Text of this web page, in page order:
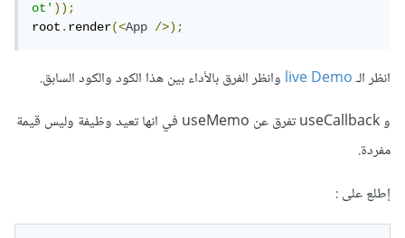
ot'));
root.render(<App />);
انظر الـlive Demoوانظر الفرق بالأداء بين هذا الكود والكود السابق.
و useCallback تفرق عن useMemo في انها تعيد وظيفة وليس قيمة
مفردة.
إطلع على :